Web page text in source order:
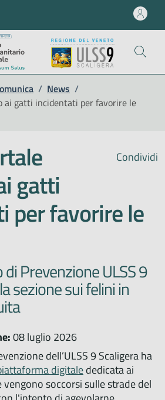
/ News /
ai gatti incidentati per favorire le
Condividi
gatti
per favorire le
Prevenzione ULSS 9
sezione sui felini in
08 luglio 2026
dell’ULSS 9 Scaligera ha
digitalededicata ai
vengono soccorsi sulle strade del